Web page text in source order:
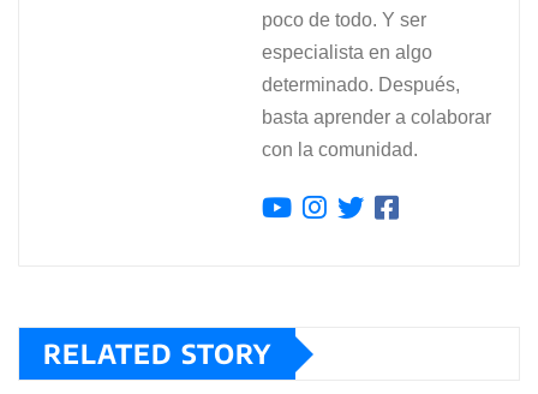
poco de todo. Y ser
especialista en algo
determinado. Después,
basta aprender a colaborar
con la comunidad.
RELATED STORY